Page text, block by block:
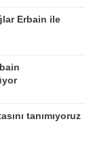
Erbain ile
tanımıyoruz